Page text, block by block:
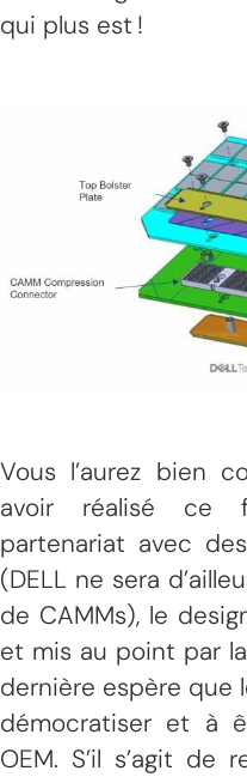
qui plus est !
Vous l’aurez bien
avoir réalisé ce
partenariat avec
(DELL ne sera
de CAMMs), le
et mis au point par
dernière espère que
démocratiser et à
OEM. S’il s’agit de